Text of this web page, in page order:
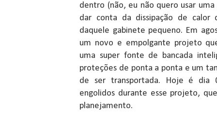
dentro (não, eu não quero usar
dar conta da dissipação de calor
daquele gabinete pequeno. Em
um novo e empolgante projeto
uma super fonte de bancada
proteções de ponta a ponta e um
de ser transportada. Hoje é dia
engolidos durante esse projeto,
planejamento.